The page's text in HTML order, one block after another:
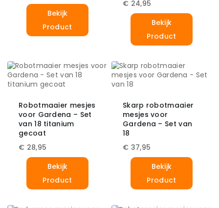
Bekijk
Product
€ 24,95
Bekijk
Product
Robotmaaier mesjes
voor Gardena – Set
van 18 titanium
gecoat
€ 28,95
Bekijk
Product
Skarp robotmaaier
mesjes voor
Gardena – Set van
18
€ 37,95
Bekijk
Product